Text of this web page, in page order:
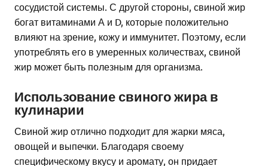
сосудистой системы. С другой стороны, свиной жир
богат витаминами А и D, которые положительно
влияют на зрение, кожу и иммунитет. Поэтому, если
употреблять его в умеренных количествах, свиной
жир может быть полезным для организма.
Использование свиного жира в
кулинарии
Свиной жир отлично подходит для жарки мяса,
овощей и выпечки. Благодаря своему
специфическому вкусу и аромату, он придает